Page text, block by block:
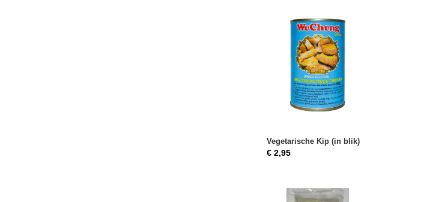
Vegetarische Kip (in blik)
€ 2,95